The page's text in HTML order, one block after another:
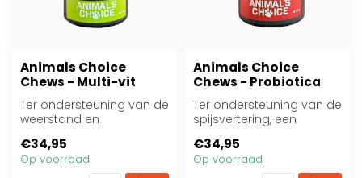
Animals Choice
Chews - Multi-vit
Ter ondersteuning van de
weerstand en
behoud van de mi...
€34,95
Op voorraad
Animals Choice
Chews - Probiotica
Ter ondersteuning van de
spijsvertering, een
en de natuur...
€34,95
Op voorraad